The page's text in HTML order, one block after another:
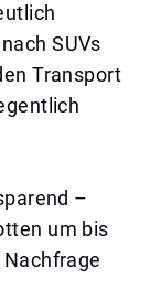
SUVs
Transport
–
um bis